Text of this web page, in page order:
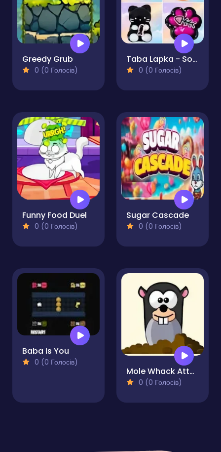
Greedy Grub
0 (0 Голосів)
Taba Lapka - Sorting
0 (0 Голосів)
Funny Food Duel
0 (0 Голосів)
Sugar Cascade
0 (0 Голосів)
Baba Is You
0 (0 Голосів)
Mole Whack Attack
0 (0 Голосів)